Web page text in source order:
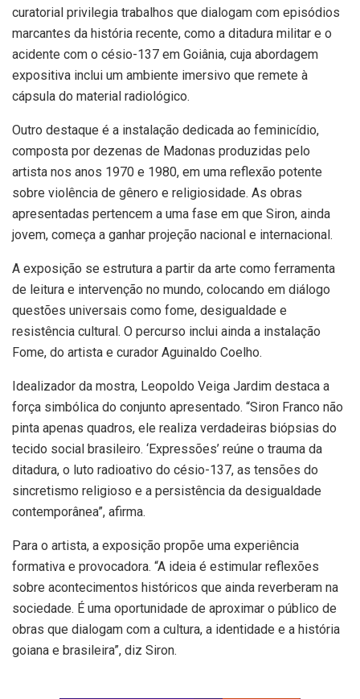
curatorial privilegia trabalhos que dialogam com episódios
marcantes da história recente, como a ditadura militar e o
acidente com o césio-137 em Goiânia, cuja abordagem
expositiva inclui um ambiente imersivo que remete à
cápsula do material radiológico.
Outro destaque é a instalação dedicada ao feminicídio,
composta por dezenas de Madonas produzidas pelo
artista nos anos 1970 e 1980, em uma reflexão potente
sobre violência de gênero e religiosidade. As obras
apresentadas pertencem a uma fase em que Siron, ainda
jovem, começa a ganhar projeção nacional e internacional.
A exposição se estrutura a partir da arte como ferramenta
de leitura e intervenção no mundo, colocando em diálogo
questões universais como fome, desigualdade e
resistência cultural. O percurso inclui ainda a instalação
Fome, do artista e curador Aguinaldo Coelho.
Idealizador da mostra, Leopoldo Veiga Jardim destaca a
força simbólica do conjunto apresentado. “Siron Franco não
pinta apenas quadros, ele realiza verdadeiras biópsias do
tecido social brasileiro. ‘Expressões’ reúne o trauma da
ditadura, o luto radioativo do césio-137, as tensões do
sincretismo religioso e a persistência da desigualdade
contemporânea”, afirma.
Para o artista, a exposição propõe uma experiência
formativa e provocadora. “A ideia é estimular reflexões
sobre acontecimentos históricos que ainda reverberam na
sociedade. É uma oportunidade de aproximar o público de
obras que dialogam com a cultura, a identidade e a história
goiana e brasileira”, diz Siron.